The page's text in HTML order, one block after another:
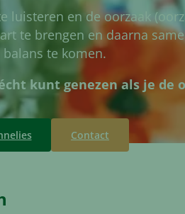
luisteren en de oorzaak
te brengen en daarna
te komen.
kunt genezen als je de
Contact